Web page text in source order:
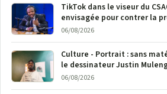
TikTok dans le viseur du
envisagée pour contrer la
M23
06/08/2026
Culture - Portrait : sans
le dessinateur Justin
poser son crayon
06/08/2026